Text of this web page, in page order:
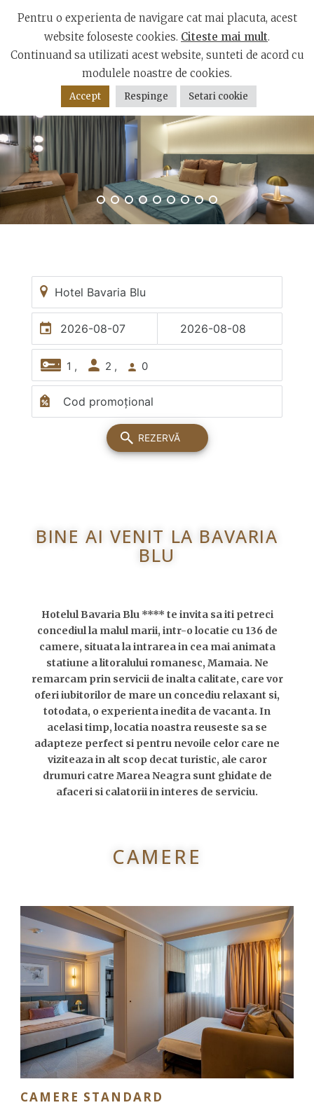
Bulevardul Mamaia, Constanța 900001
EN
BINE AI VENIT LA BAVARIA
BLU
Hotelul Bavaria Blu **** te invita sa iti petreci
concediul la malul marii, intr-o locatie cu 136 de
camere, situata la intrarea in cea mai animata
statiune a litoralului romanesc, Mamaia. Ne
remarcam prin servicii de inalta calitate, care vor
oferi iubitorilor de mare un concediu relaxant si,
totodata, o experienta inedita de vacanta. In
acelasi timp, locatia noastra reuseste sa se
adapteze perfect si pentru nevoile celor care ne
viziteaza in alt scop decat turistic, ale caror
drumuri catre Marea Neagra sunt ghidate de
afaceri si calatorii in interes de serviciu.
CAMERE
CAMERE STANDARD
Pentru o experienta de navigare cat mai placuta, acest
website foloseste cookies. Citeste mai mult.
Continuand sa utilizati acest website, sunteti de acord cu
modulele noastre de cookies.
Accept Respinge Setari cookie